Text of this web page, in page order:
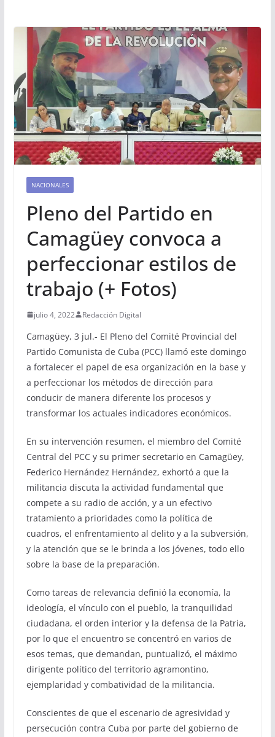
NACIONALES
Pleno del Partido en
Camagüey convoca a
perfeccionar estilos de
trabajo (+ Fotos)
julio 4, 2022 Redacción Digital
Camagüey, 3 jul.- El Pleno del Comité Provincial del
Partido Comunista de Cuba (PCC) llamó este domingo
a fortalecer el papel de esa organización en la base y
a perfeccionar los métodos de dirección para
conducir de manera diferente los procesos y
transformar los actuales indicadores económicos.
En su intervención resumen, el miembro del Comité
Central del PCC y su primer secretario en Camagüey,
Federico Hernández Hernández, exhortó a que la
militancia discuta la actividad fundamental que
compete a su radio de acción, y a un efectivo
tratamiento a prioridades como la política de
cuadros, el enfrentamiento al delito y a la subversión,
y la atención que se le brinda a los jóvenes, todo ello
sobre la base de la preparación.
Como tareas de relevancia definió la economía, la
ideología, el vínculo con el pueblo, la tranquilidad
ciudadana, el orden interior y la defensa de la Patria,
por lo que el encuentro se concentró en varios de
esos temas, que demandan, puntualizó, el máximo
dirigente político del territorio agramontino,
ejemplaridad y combatividad de la militancia.
Conscientes de que el escenario de agresividad y
persecución contra Cuba por parte del gobierno de